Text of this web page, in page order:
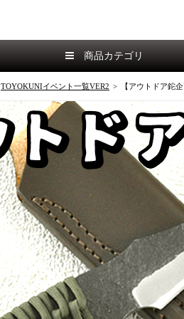
商品カテゴリ
TOYOKUNIイベント一覧VER2 > 【アウトドア鉈